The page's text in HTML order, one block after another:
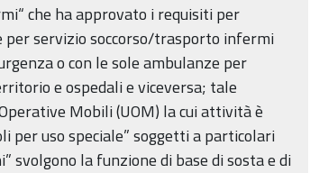
che ha approvato i requisiti per
per servizio soccorso/trasporto infermi
o con le sole ambulanze per
e ospedali e viceversa; tale
Mobili (UOM) la cui attività è
per uso speciale” soggetti a particolari
svolgono la funzione di base di sosta e di